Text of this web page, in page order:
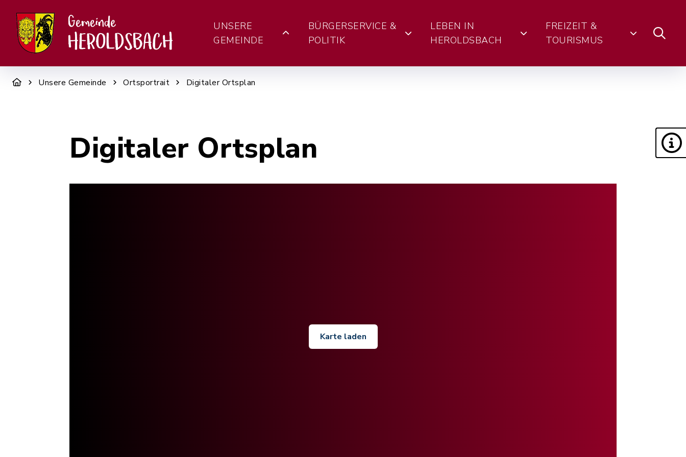
UNSERE
GEMEINDE
BÜRGERSERVICE &
POLITIK
LEBEN IN
HEROLDSBACH
FREIZEIT &
TOURISMUS
Unsere Gemeinde Ortsportrait Digitaler Ortsplan
Digitaler Ortsplan
Karte laden